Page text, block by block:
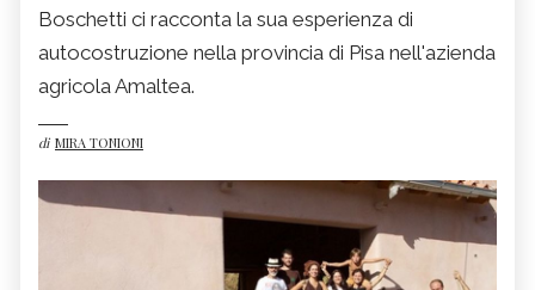
Boschetti ci racconta la sua esperienza di
autocostruzione nella provincia di Pisa nell'azienda
agricola Amaltea.
di MIRA TONIONI